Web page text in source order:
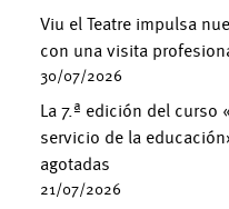
Viu el Teatre impulsa
con una visita
30/07/2026
La 7.ª edición del curso
servicio de la
agotadas
21/07/2026